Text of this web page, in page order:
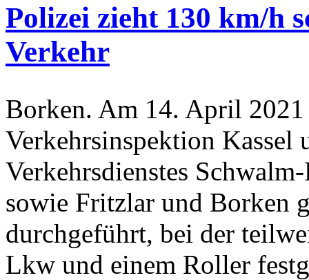
Polizei zieht 130 km/h
Verkehr
Borken. Am 14. April 2021
Verkehrsinspektion Kassel
Verkehrsdienstes
sowie Fritzlar und Borken
durchgeführt, bei der
Lkw und einem Roller